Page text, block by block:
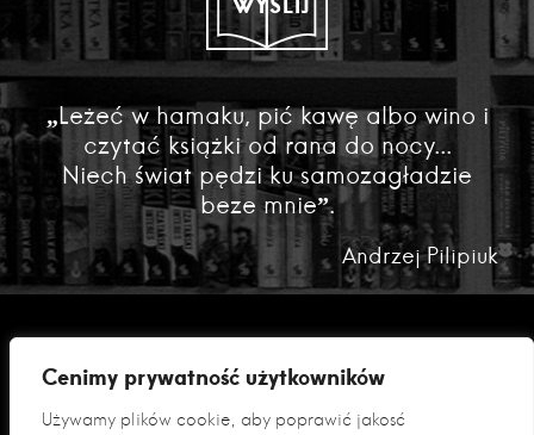
Cenimy prywatność użytkowników
Używamy plików cookie, aby poprawić jakość
„Leżeć w hamaku, pić kawę albo wino i
czytać książki od rana do nocy...
Niech świat pędzi ku samozagładzie
beze mnie”.
Andrzej Pilipiuk